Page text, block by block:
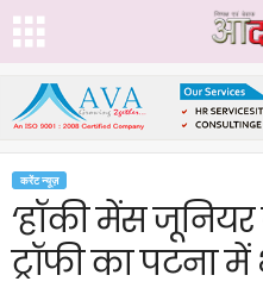
करेंट न्यूज़
‘हॉकी मेंस
ट्रॉफी का पटना